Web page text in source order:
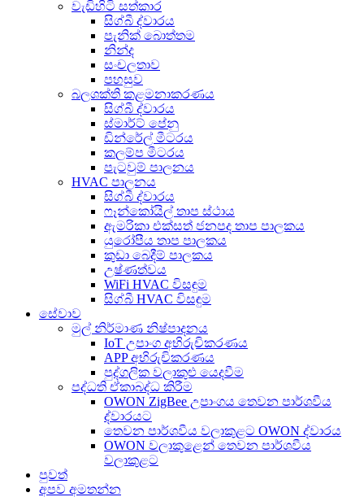
වැඩිහිටි සත්කාර
සිග්බී ද්වාරය
පැනික් බොත්තම
නින්ද
සංචලතාව
පහසුව
බලශක්ති කළමනාකරණය
සිග්බී ද්වාරය
ස්මාර්ට් පේනු
ඩින්රේල් මීටරය
කලම්ප මීටරය
පැටවුම් පාලනය
HVAC පාලනය
සිග්බී ද්වාරය
ෆෑන්කෝයිල් තාප ස්ථාය
ඇමරිකා එක්සත් ජනපද තාප පාලකය
යුරෝපීය තාප පාලකය
කුඩා බෙදීම් පාලකය
උෂ්ණත්වය
WiFi HVAC විසඳුම
සිග්බී HVAC විසඳුම
සේවාව
මුල් නිර්මාණ නිෂ්පාදනය
IoT උපාංග අභිරුචිකරණය
APP අභිරුචිකරණය
පුද්ගලික වලාකුළු යෙදවීම
පද්ධති ඒකාබද්ධ කිරීම
OWON ZigBee උපාංගය තෙවන පාර්ශවීය
ද්වාරයට
තෙවන පාර්ශවීය වලාකුළට OWON ද්වාරය
OWON වලාකුළෙන් තෙවන පාර්ශවීය
වලාකුළට
පුවත්
අපව අමතන්න